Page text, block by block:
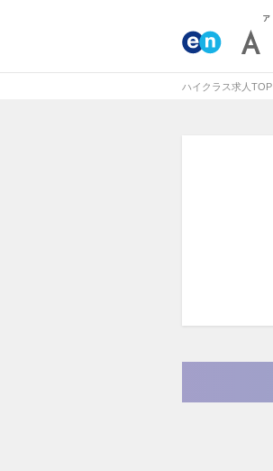
ハイクラス求人TOP